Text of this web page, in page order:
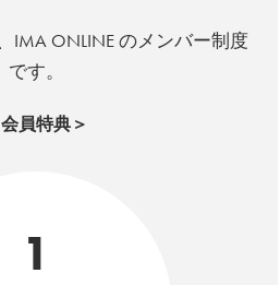
IMA ONLINE のメンバー制度
です。
会員特典＞
1